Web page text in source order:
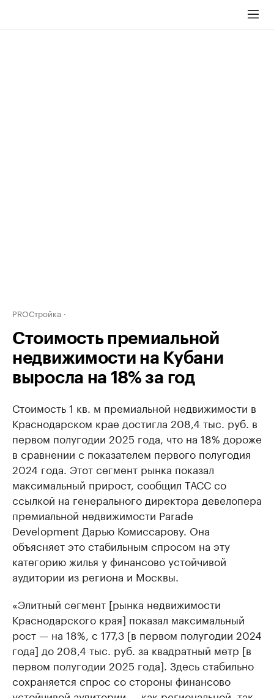
PROСтройка
Стоимость премиальной
недвижимости на Кубани
выросла на 18% за год
Стоимость 1 кв. м премиальной недвижимости в
Краснодарском крае достигла 208,4 тыс. руб. в
первом полугодии 2025 года, что на 18% дороже
в сравнении с показателем первого полугодия
2024 года. Этот сегмент рынка показал
максимальный прирост, сообщил ТАСС со
ссылкой на генерального директора девелопера
премиальной недвижимости Parade
Development Дарью Комиссарову. Она
объясняет это стабильным спросом на эту
категорию жилья у финансово устойчивой
аудитории из региона и Москвы.
«Элитный сегмент [рынка недвижимости
Краснодарского края] показал максимальный
рост — на 18%, с 177,3 [в первом полугодии 2024
года] до 208,4 тыс. руб. за квадратный метр [в
первом полугодии 2025 года]. Здесь стабильно
сохраняется спрос со стороны финансово